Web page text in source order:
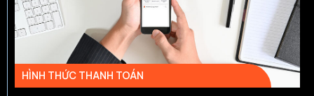
HÌNH THỨC THANH TOÁN